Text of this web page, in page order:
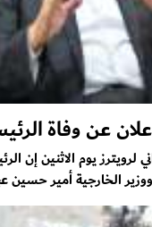
عن وفاة
يوم الاثنين إن
الخارجية أمير حسين